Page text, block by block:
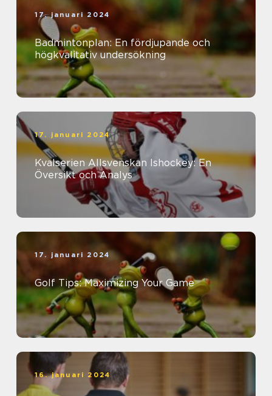
17. januari 2024
Badmintonplan: En fördjupande och
högkvalitativ undersökning
17. januari 2024
Kvalserien Allsvenskan Ishockey: En
Översikt och Analys
17. januari 2024
Golf Tips: Maximizing Your Game
16. januari 2024